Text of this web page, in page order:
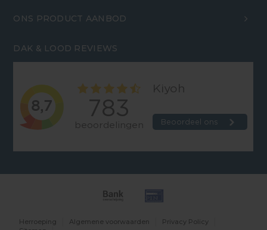
ONS PRODUCT AANBOD
DAK & LOOD REVIEWS
Herroeping Algemene voorwaarden
Privacy Policy